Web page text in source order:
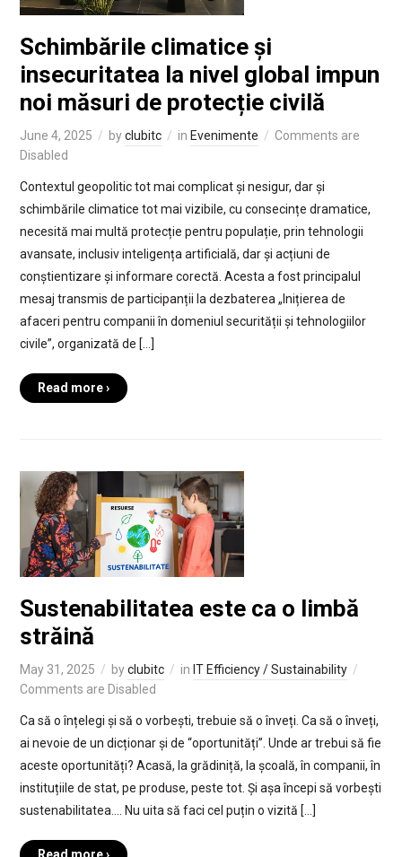
Schimbările climatice și
insecuritatea la nivel global impun
noi măsuri de protecție civilă
June 4, 2025 byclubitc in Evenimente
Comments are
Disabled
Contextul geopolitic tot mai complicat și nesigur, dar și
schimbările climatice tot mai vizibile, cu consecințe dramatice,
necesită mai multă protecție pentru populație, prin tehnologii
avansate, inclusiv inteligența artificială, dar și acțiuni de
conștientizare și informare corectă. Acesta a fost principalul
mesaj transmis de participanții la dezbaterea „Inițierea de
afaceri pentru companii în domeniul securității și tehnologiilor
civile”, organizată de […]
Read more ›
Sustenabilitatea este ca o limbă
străină
May 31, 2025 byclubitc in IT Efficiency / Sustainability
Comments are Disabled
Ca să o înțelegi și să o vorbești, trebuie să o înveți. Ca să o înveți,
ai nevoie de un dicționar și de “oportunități”. Unde ar trebui să fie
aceste oportunități? Acasă, la grădiniță, la școală, în companii, în
instituțiile de stat, pe produse, peste tot. Și așa începi să vorbești
sustenabilitatea…. Nu uita să faci cel puțin o vizită […]
Read more ›